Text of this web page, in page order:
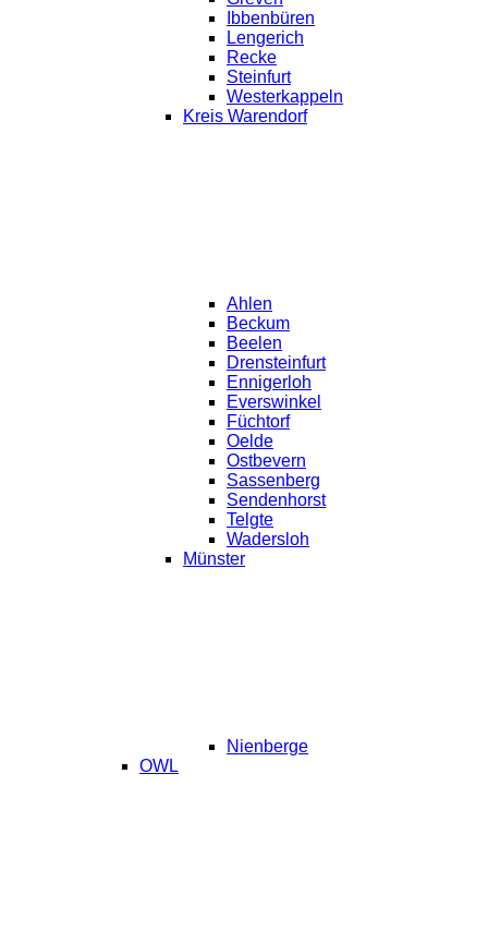
Ibbenbüren
Lengerich
Recke
Steinfurt
Westerkappeln
Kreis Warendorf
Ahlen
Beckum
Beelen
Drensteinfurt
Ennigerloh
Everswinkel
Füchtorf
Oelde
Ostbevern
Sassenberg
Sendenhorst
Telgte
Wadersloh
Münster
Nienberge
OWL